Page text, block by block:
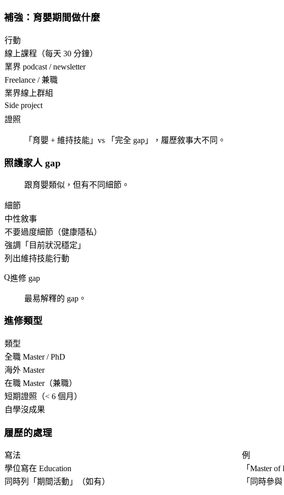
補強：育嬰期間做什麼
行動
線上課程（每天 30 分鐘）
業界 podcast / newsletter
Freelance / 兼職
業界線上群組
Side project
證照
「育嬰 + 維持技能」vs 「完全 gap」，履歷敘事大不同。
照護家人 gap
跟育嬰類似，但有不同細節。
細節
中性敘事
不要過度細節（健康隱私）
強調「目前狀況穩定」
列出維持技能行動
進修 gap
最易解釋的 gap。
進修類型
類型
全職 Master / PhD
海外 Master
在職 Master（兼職）
短期證照（< 6 個月）
自學沒成果
履歷的處理
寫法
例
學位寫在 Education
「Master
同時列「期間活動」（如有）
「同時參